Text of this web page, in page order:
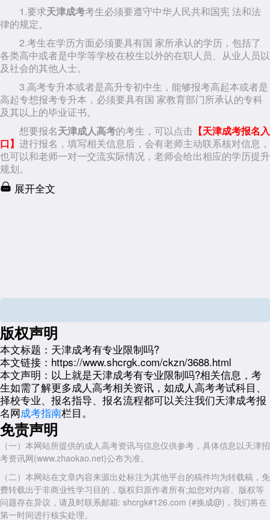
1.要求天津成考考生必须要遵守中华人民共和国宪 法和法
律的规定。
2.考生在学历方面必须要具有国 家所承认的学历，包括了
各类高中或者是中学等学校在校生以外的在职人员、从业人员以
及社会的其他人士。
3.高考专升本或者是高升专初中生，能够报考高起本或者是
高起专想报考专升本，必须要具有国 家教育部门所承认的专科
及其以上的毕业证书。
想要报名天津成人高考的考生，可以点击 【天津成考报名入
口】 进行报名，填写相关信息后，会有老师主动联系核对信息，
也可以和老师一对一交流实际情况，老师会给出相应的学历提升
规划。
展开全文
版权声明
本文标题： 天津成考有专业限制吗?
本文链接： https://www.shcrgk.com/ckzn/3688.html
本文声明： 以上就是天津成考有专业限制吗?相关信息，考
生如需了解更多成人高考相关资讯，如成人高考考试科目、
择校专业、报名指导、报名流程都可以关注我们天津成考报
名网成考指南栏目。
免责声明
（一）本网站所提供的成人高考资讯与信息仅供参考，具体信息以天津招
考资讯网(www.zhaokao.net)公布为准。
（二）本网站在文章内容来源出处标注为其他平台的稿件均为转载稿，免
费转载出于非商业性学习目的，版权归原作者所有;如您对内容、版权等
问题存在异议，请及时联系邮箱: shcrgk#126.com (#换成@)，我们将在
第一时间进行核实处理。